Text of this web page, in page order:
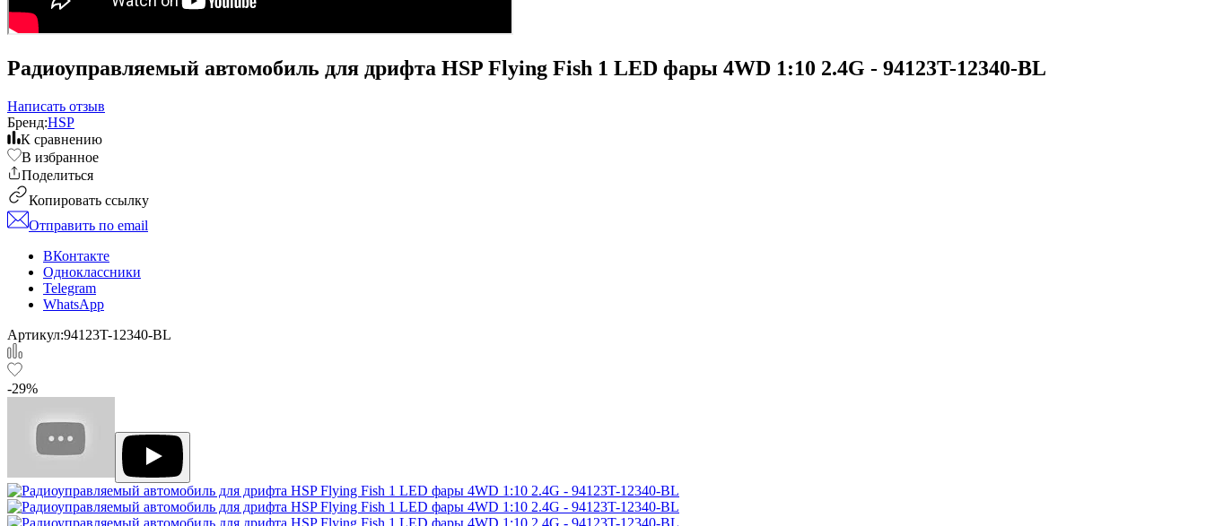
Радиоуправляемый автомобиль для дрифта HSP Flying Fish 1 LED фары 4WD 1:10 2.4G - 94123T-12340-BL
Написать отзыв
Бренд:HSP
К сравнению
В избранное
Поделиться
Копировать ссылку
Отправить по email
ВКонтакте
Одноклассники
Telegram
WhatsApp
Артикул:94123T-12340-BL
-29%